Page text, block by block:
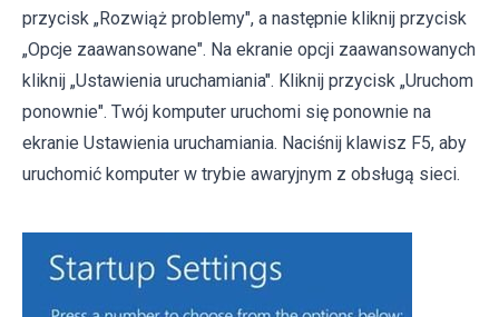
przycisk „Rozwiąż problemy", a następnie kliknij przycisk
„Opcje zaawansowane". Na ekranie opcji zaawansowanych
kliknij „Ustawienia uruchamiania". Kliknij przycisk „Uruchom
ponownie". Twój komputer uruchomi się ponownie na
ekranie Ustawienia uruchamiania. Naciśnij klawisz F5, aby
uruchomić komputer w trybie awaryjnym z obsługą sieci.